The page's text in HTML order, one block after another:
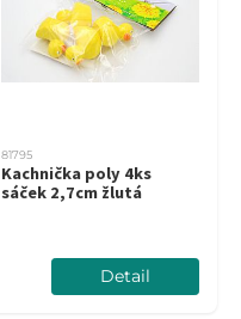
81795
Kachnička poly 4ks
sáček 2,7cm žlutá
Detail